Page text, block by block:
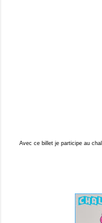
Avec ce billet je participe au